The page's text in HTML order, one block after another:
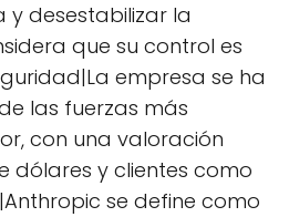
y desestabilizar la
que su control es
empresa se ha
las fuerzas más
con una valoración
dólares y clientes como
se define como